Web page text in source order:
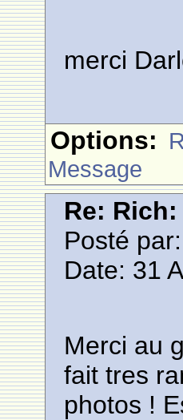
merci
Options:
Message
Re:
Posté par:
Date: 31
Merci au
fait tres
photos !